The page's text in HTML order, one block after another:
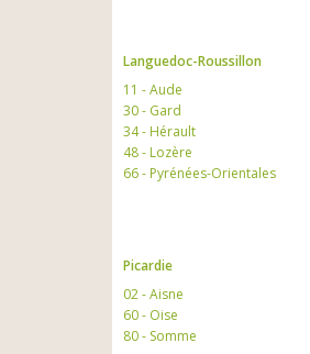
Languedoc-Roussillon
11 - Aude
30 - Gard
34 - Hérault
48 - Lozère
66 - Pyrénées-Orientales
Picardie
02 - Aisne
60 - Oise
80 - Somme